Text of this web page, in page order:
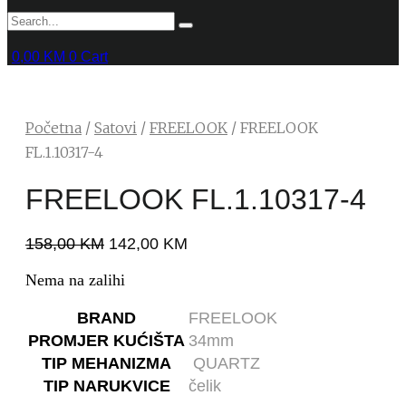
0,00 KM 0 Cart
Početna / Satovi / FREELOOK / FREELOOK
FL.1.10317-4
FREELOOK FL.1.10317-4
158,00KM 142,00 KM
Nema na zalihi
BRAND
FREELOOK
PROMJER KUĆIŠTA 34mm
TIP MEHANIZMA
QUARTZ
TIP NARUKVICE
čelik